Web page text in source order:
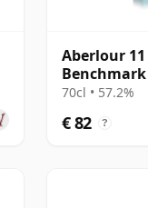
Aberlour
70cl • 57.2%
€ 82 ?